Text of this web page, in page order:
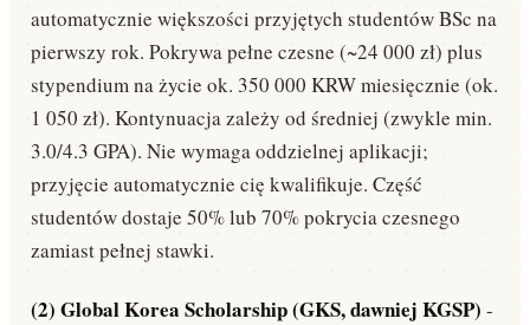
automatycznie większości przyjętych studentów BSc na
pierwszy rok. Pokrywa pełne czesne (~24 000 zł) plus
stypendium na życie ok. 350 000 KRW miesięcznie (ok.
1 050 zł). Kontynuacja zależy od średniej (zwykle min.
3.0/4.3 GPA). Nie wymaga oddzielnej aplikacji;
przyjęcie automatycznie cię kwalifikuje. Część
studentów dostaje 50% lub 70% pokrycia czesnego
zamiast pełnej stawki.
(2) Global Korea Scholarship (GKS, dawniej KGSP) -